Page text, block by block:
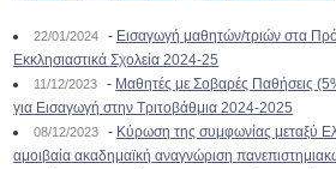
22/01/2024 - Εισαγωγή μαθητών/τριών στα
Εκκλησιαστικά Σχολεία 2024-25
11/12/2023 - Μαθητές με Σοβαρές Παθήσεις
για Εισαγωγή στην Τριτοβάθμια 2024-2025
08/12/2023 - Κύρωση της συμφωνίας μεταξύ
αμοιβαία ακαδημαϊκή αναγνώριση